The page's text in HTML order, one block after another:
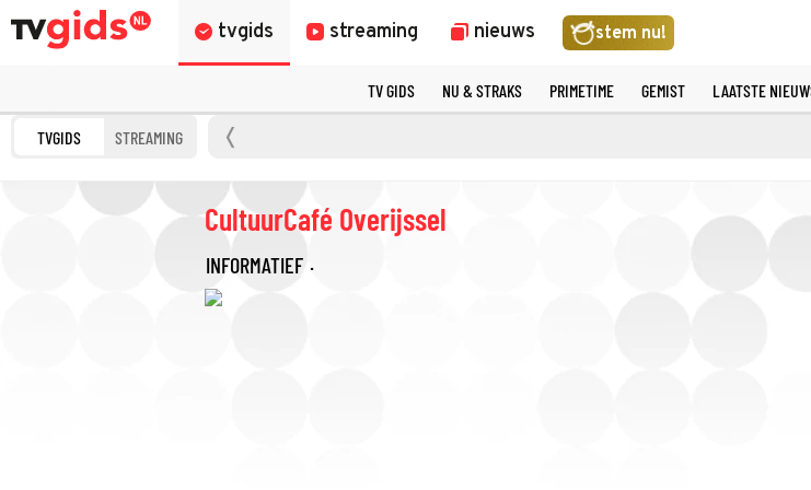
tvgids streaming nieuws stem nu!
TV GIDS NU & STRAKS PRIMETIME GEMIST LAATSTE
TVGIDS STREAMING
CultuurCafé Overijssel
INFORMATIEF ·